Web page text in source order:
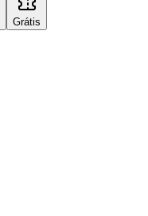
Grátis